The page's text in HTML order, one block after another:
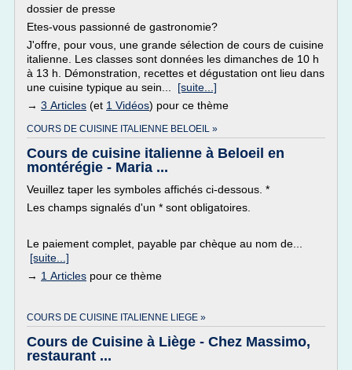
dossier de presse
Etes-vous passionné de gastronomie?
J'offre, pour vous, une grande sélection de cours de cuisine
italienne. Les classes sont données les dimanches de 10 h
à 13 h. Démonstration, recettes et dégustation ont lieu dans
une cuisine typique au sein... [suite...]
→ 3 Articles (et 1 Vidéos) pour ce thème
COURS DE CUISINE ITALIENNE BELOEIL »
Cours de cuisine italienne à Beloeil en
montérégie - Maria ...
Veuillez taper les symboles affichés ci-dessous. *
Les champs signalés d'un * sont obligatoires.
Le paiement complet, payable par chèque au nom de...
[suite...]
→ 1 Articles pour ce thème
COURS DE CUISINE ITALIENNE LIEGE »
Cours de Cuisine à Liège - Chez Massimo,
restaurant ...